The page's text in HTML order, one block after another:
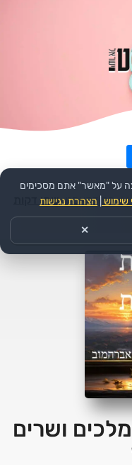
>>הפודקאסט: שתי דקות
לב מלכים ושרים
על "מאשר" אתם מסכימים
שימוש הצהרת נגישות
✕